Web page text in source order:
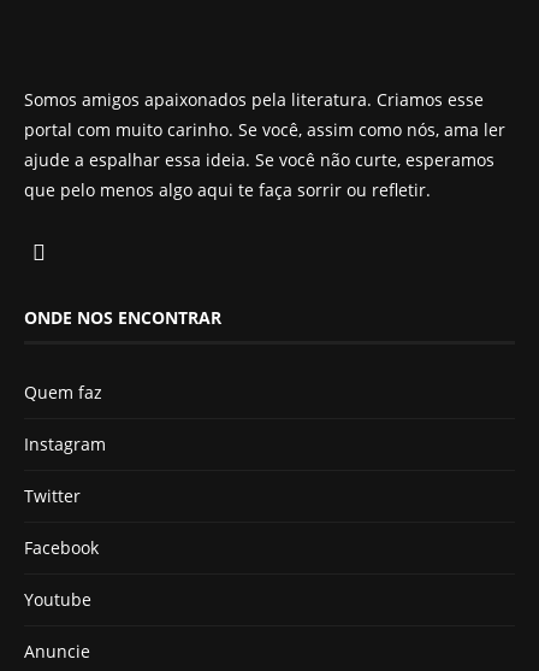
Somos amigos apaixonados pela literatura. Criamos esse
portal com muito carinho. Se você, assim como nós, ama ler
ajude a espalhar essa ideia. Se você não curte, esperamos
que pelo menos algo aqui te faça sorrir ou refletir.
ONDE NOS ENCONTRAR
Quem faz
Instagram
Twitter
Facebook
Youtube
Anuncie